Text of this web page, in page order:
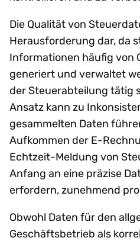
Die Qualität von
Herausforderung dar, da
Informationen häufig von
generiert und verwaltet
der Steuerabteilung tätig
Ansatz kann zu
gesammelten Daten
Aufkommen der E-
Echtzeit-Meldung von
Anfang an eine präzise
erfordern, zunehmend
Obwohl Daten für den
Geschäftsbetrieb als